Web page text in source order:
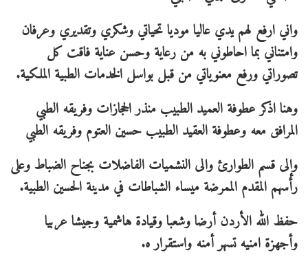
واني ارفع لهم يدي عاليا موديا تحياتي وشكري وتقديري وعرفان
وامتناني بما احاطوني به من رعاية وحسن عناية فاقت كل
تصوراتي ورفع معنوياتي من قبل بواسل الخدمات الطبية الملكية.
وهنا اذكر عطوفة العميد الطبيب منذر الحجازات وفريقه الطبي
المرافق معه وعطوفة العقيد الطبيب حسين العتوم وفريقه الطبي
وإلى قسم الطوارئ والى النشميات الفاضلات بجناح الضباط وعلى
رأسهم المقدم الممرضة ميساء الشباطات في مدينة الحسين الطبية.
حفظ الله الأردن أرضا وشعبا وقيادة هاشمية وجيشا عربيا
وأجهزة امنيه تسهر أمنه واستقرار ه.